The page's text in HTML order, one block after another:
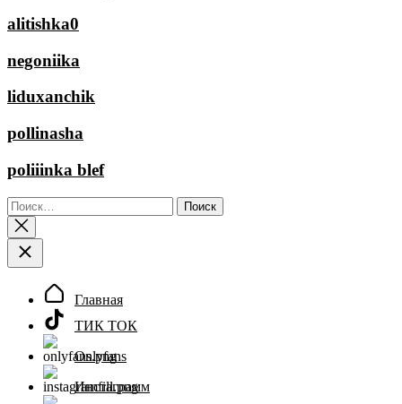
alitishka0
negoniika
liduxanchik
pollinasha
poliiinka blef
Найти:
Главная
ТИК ТОК
Onlyfans
Инстаграмм